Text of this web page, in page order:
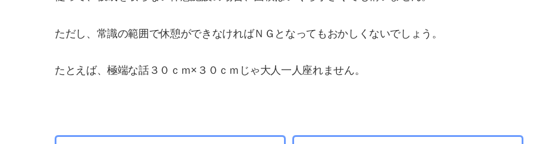
ただし、常識の範囲で休憩ができなければＮＧとなってもおかしくないでしょう。
たとえば、極端な話３０ｃｍ×３０ｃｍじゃ大人一人座れません。